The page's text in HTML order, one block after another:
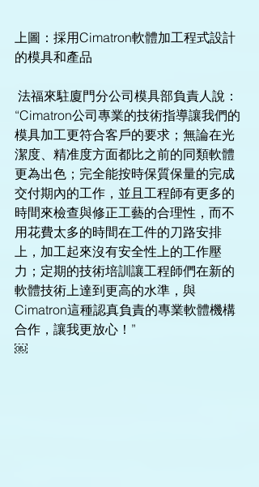
上圖：採用Cimatron軟體加工程式設計
的模具和產品
“Cimatron公司專業的技術指導讓我們的
模具加工更符合客戶的要求；無論在光
潔度、精准度方面都比之前的同類軟體
更為出色；完全能按時保質保量的完成
交付期內的工作，並且工程師有更多的
時間來檢查與修正工藝的合理性，而不
用花費太多的時間在工件的刀路安排
上，加工起來沒有安全性上的工作壓
力；定期的技術培訓讓工程師們在新的
軟體技術上達到更高的水準，與
Cimatron這種認真負責的專業軟體機構
合作，讓我更放心！”
￼